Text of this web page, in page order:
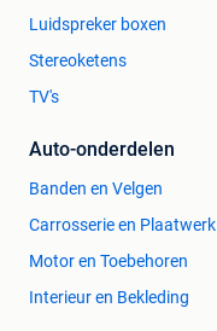
Luidspreker boxen
Stereoketens
TV's
Auto-onderdelen
Banden en Velgen
Carrosserie en Plaatwerk
Motor en Toebehoren
Interieur en Bekleding